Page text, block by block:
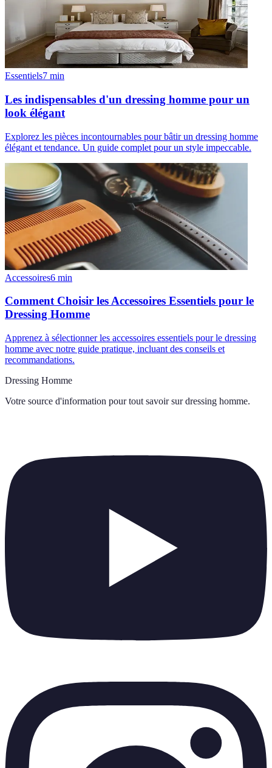
Essentiels7 min
Les indispensables d'un dressing homme pour un
look élégant
Explorez les pièces incontournables pour bâtir un dressing homme
élégant et tendance. Un guide complet pour un style impeccable.
Accessoires6 min
Comment Choisir les Accessoires Essentiels pour le
Dressing Homme
Apprenez à sélectionner les accessoires essentiels pour le dressing
homme avec notre guide pratique, incluant des conseils et
recommandations.
Dressing Homme
Votre source d'information pour tout savoir sur dressing homme.